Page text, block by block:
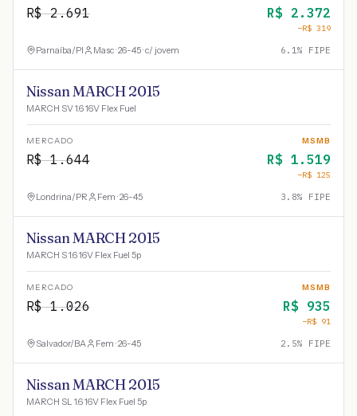
R$2.691 R$ 2.372
−R$ 319
Parnaíba/PI Masc · 26-45 · c/ jovem 6.1% FIPE
Nissan MARCH 2015
MARCH SV 1.6 16V Flex Fuel
MERCADO
R$1.644
MSMB
R$ 1.519
−R$ 125
Londrina/PR Fem · 26-45 3.8% FIPE
Nissan MARCH 2015
MARCH S 1.6 16V Flex Fuel 5p
MERCADO
R$1.026
MSMB
R$ 935
−R$ 91
Salvador/BA Fem · 26-45 2.5% FIPE
Nissan MARCH 2015
MARCH SL 1.6 16V Flex Fuel 5p